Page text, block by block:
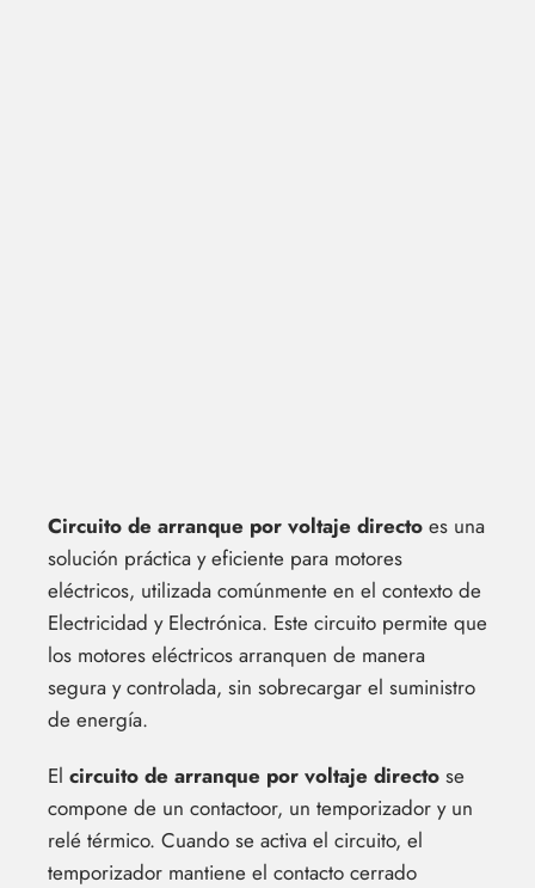
Circuito de arranque por voltaje directo es una
solución práctica y eficiente para motores
eléctricos, utilizada comúnmente en el contexto de
Electricidad y Electrónica. Este circuito permite que
los motores eléctricos arranquen de manera
segura y controlada, sin sobrecargar el suministro
de energía.
El circuito de arranque por voltaje directo se
compone de un contactoor, un temporizador y un
relé térmico. Cuando se activa el circuito, el
temporizador mantiene el contacto cerrado